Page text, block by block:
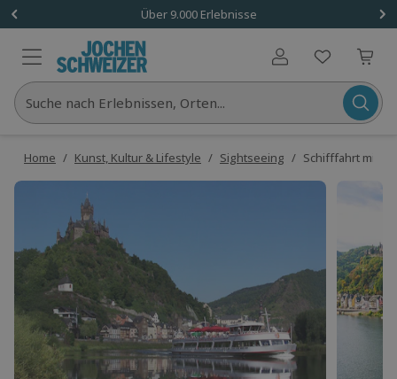
Über 9.000 Erlebnisse
Benutzerkonto
Suche nach Erlebnissen, Orten...
Home / Kunst, Kultur & Lifestyle / Sightseeing / Schifffahrt mit